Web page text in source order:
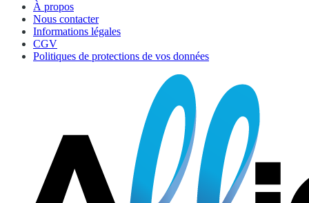
À propos
Nous contacter
Informations légales
CGV
Politiques de protections de vos données